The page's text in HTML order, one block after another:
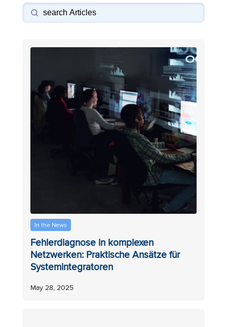
In the News
Fehlerdiagnose in komplexen
Netzwerken: Praktische Ansätze für
Systemintegratoren
May 28, 2025